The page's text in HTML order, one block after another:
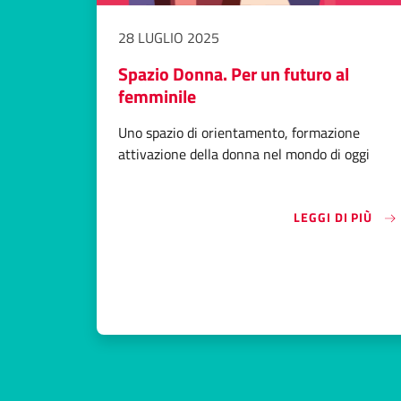
28 LUGLIO 2025
Spazio Donna. Per un futuro al
femminile
Uno spazio di orientamento, formazione
attivazione della donna nel mondo di oggi
LEGGI DI PIÙ